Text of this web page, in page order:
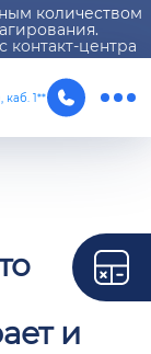
количеством
контакт-центра
каб. 1**
и